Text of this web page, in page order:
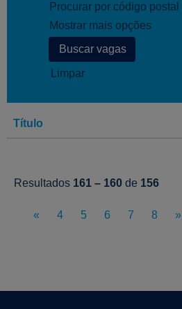
Procurar por código postal
Mostrar mais opções
Limpar
Título
Resultados 161 – 160 de 156
« 4 5 6 7 8 »